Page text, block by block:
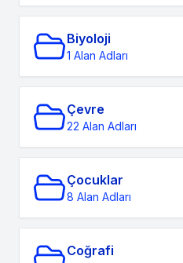
Biyoloji
1 Alan Adları
Çevre
22 Alan Adları
Çocuklar
8 Alan Adları
Coğrafi